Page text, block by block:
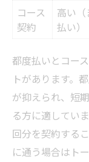
コース
契約
高い（
払い）
都度払いとコー
トがあります。
が抑えられ、短
る方に適してい
回分を契約する
に通う場合はト